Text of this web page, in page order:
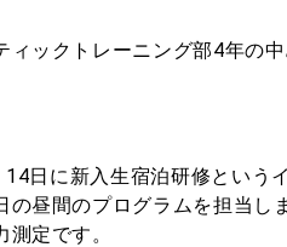
ィックトレーニング部4年の中
14日に新入生宿泊研修という
の昼間のプログラムを担当し
測定です。